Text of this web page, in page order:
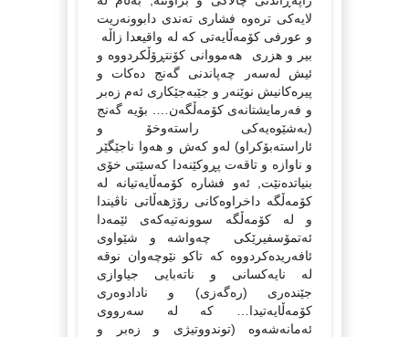
لایەكى ترەوە فشارى تەندى دابوونەریت
و عورفى كۆمەڵایەتى كە لە واقیعدا زاڵە
بیر و هزرى هەمووانى كۆنتڕۆڵكردووە و
ئیش لەسەر چەپاندنى گەنج دەكات و
پیرەكانیش نوێنەر و جێبەجێكارى ئەم زەبر
و فەرمایشتانەى كۆمەڵگەن…. بۆیە گەنج
(بەشێوەیەكى راستەوخۆ و
ئاراستەبۆكراو) لەو كەش و هەوا ناجێگێر
و ناوازە و تاقەت پڕوكێنەدا كەسێتى خۆى
بنیاتدەنێت, ئەو فشارە كۆمەڵایەتیانە لە
كۆمەڵگە داخراوەكانى رۆژهەڵاتى ناڤیندا
و لە كۆمەڵگە سوونەتیەكەى ئێمەدا
ئەتمۆسفیرێكى چەواشە و شێواوى
ئافەریدەكردووە كە تاكو نێوچەوان نوقە
لە نایەكسانى و ناتەبایى جیاوازى
جێندەرى (رەگەزى) و نادادوەرى
كۆمەڵایەتیدا… كە لە سەرووى
ئەمانەشەوە (توندووتیژى و زەبر و